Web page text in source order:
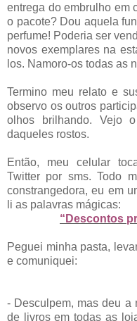
entrega do embrulho em
o pacote? Dou aquela
perfume! Poderia ser
novos exemplares na
los. Namoro-os todas as
Termino meu relato e
observo os outros
olhos brilhando. Vejo
daqueles rostos.
Então, meu celular
Twitter por sms. Todo
constrangedora, eu em
li as palavras mágicas:
“Descontos
Peguei minha pasta,
e comuniquei:
- Desculpem, mas deu a
de livros em todas as